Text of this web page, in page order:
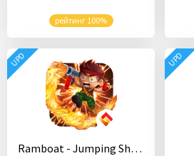
рейтинг 100%
Ramboat - Jumping Shooter Game
UPD UPD